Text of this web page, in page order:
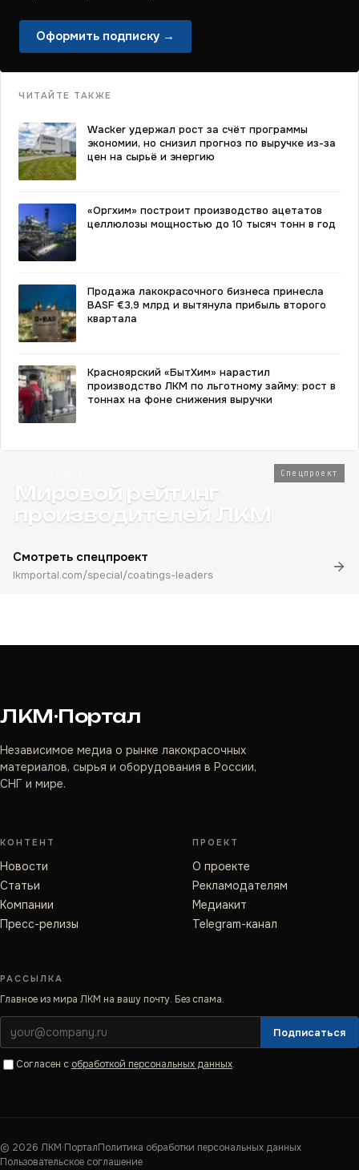
Оформить подписку →
ЧИТАЙТЕ ТАКЖЕ
Wacker удержал рост за счёт программы
экономии, но снизил прогноз по выручке из-за
цен на сырьё и энергию
«Оргхим» построит производство ацетатов
целлюлозы мощностью до 10 тысяч тонн в год
Продажа лакокрасочного бизнеса принесла
BASF €3,9 млрд и вытянула прибыль второго
квартала
Красноярский «БытХим» нарастил
производство ЛКМ по льготному займу: рост в
тоннах на фоне снижения выручки
Спецпроект
Мировой рейтинг
производителей ЛКМ
Смотреть спецпроект
lkmportal.com/special/coatings-leaders
ЛКМ·Портал
Независимое медиа о рынке лакокрасочных
материалов, сырья и оборудования в России,
СНГ и мире.
КОНТЕНТ
Новости
Статьи
Компании
Пресс-релизы
ПРОЕКТ
О проекте
Рекламодателям
Медиакит
Telegram-канал
РАССЫЛКА
Главное из мира ЛКМ на вашу почту. Без спама.
Подписаться
Согласен с обработкой персональных данных.
© 2026 ЛКМ·ПорталПолитика обработки персональных данных
Пользовательское соглашение